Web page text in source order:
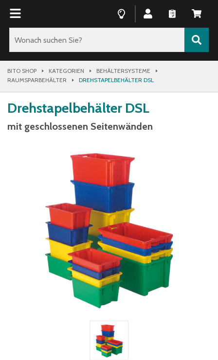
BITO SHOP KATEGORIEN
BEHÄLTERSYSTEME
RAUMSPARBEHÄLTER
DREHSTAPELBEHÄLTER DSL
Drehstapelbehälter DSL
mit geschlossenen Seitenwänden